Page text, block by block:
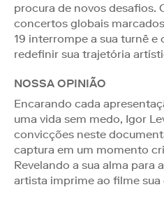
procura de novos desafios.
concertos globais
19 interrompe a sua turnê e
redefinir sua trajetória
NOSSA OPINIÃO
Encarando cada
uma vida sem medo, Igor
convicções neste
captura em um momento
Revelando a sua alma para
artista imprime ao filme sua